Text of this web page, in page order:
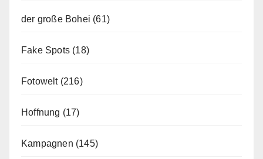
der große Bohei (61)
Fake Spots (18)
Fotowelt(216)
Hoffnung (17)
Kampagnen (145)